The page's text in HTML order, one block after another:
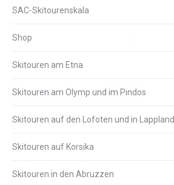
SAC-Skitourenskala
Shop
Skitouren am Etna
Skitouren am Olymp und im Pindos
Skitouren auf den Lofoten und in Lappland
Skitouren auf Korsika
Skitouren in den Abruzzen